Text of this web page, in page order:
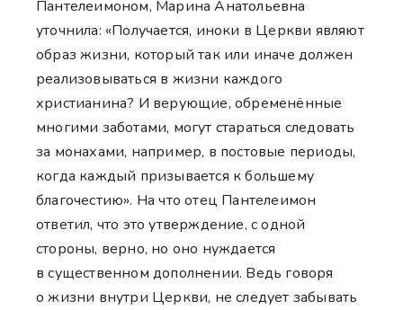
Пантелеимоном, Марина Анатольевна
уточнила: «Получается, иноки в Церкви являют
образ жизни, который так или иначе должен
реализовываться в жизни каждого
христианина? И верующие, обременённые
многими заботами, могут стараться следовать
за монахами, например, в постовые периоды,
когда каждый призывается к большему
благочестию». На что отец Пантелеимон
ответил, что это утверждение, с одной
стороны, верно, но оно нуждается
в существенном дополнении. Ведь говоря
о жизни внутри Церкви, не следует забывать